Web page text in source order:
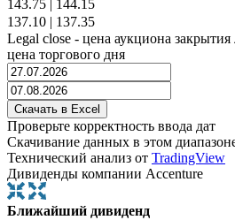
143.75 | 144.15
137.10 | 137.35
Legal close - цена аукциона
цена торгового дня
Проверьте корректность ввода дат
Скачивание данных в этом
Технический анализ от TradingView
Дивиденды компании Accenture
Ближайший дивиденд